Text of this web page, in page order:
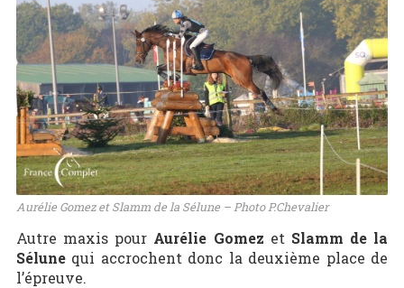
Aurélie Gomez et Slamm de la Sélune – Photo P.Chevalier
Autre maxis pour Aurélie Gomez et Slamm de la
Sélunequi accrochent donc la deuxième place de
l’épreuve.